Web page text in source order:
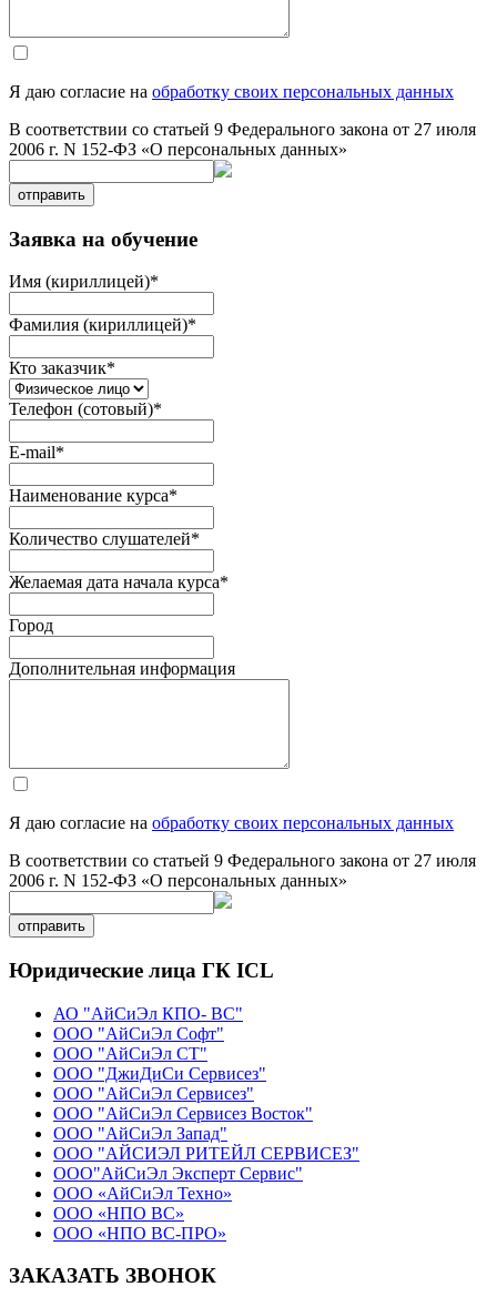
Я даю согласие на обработку своих персональных данных
В соответствии со статьей 9 Федерального закона от 27 июля
2006 г. N 152-ФЗ «О персональных данных»
отправить
Заявка на обучение
Имя (кириллицей)*
Фамилия (кириллицей)*
Кто заказчик*
Телефон (сотовый)*
E-mail*
Наименование курса*
Количество слушателей*
Желаемая дата начала курса*
Город
Дополнительная информация
Я даю согласие на обработку своих персональных данных
В соответствии со статьей 9 Федерального закона от 27 июля
2006 г. N 152-ФЗ «О персональных данных»
отправить
Юридические лица ГК ICL
АО "АйСиЭл КПО- ВС"
ООО "АйСиЭл Софт"
ООО "АйСиЭл СТ"
ООО "ДжиДиСи Сервисез"
ООО "АйСиЭл Сервисез"
ООО "АйСиЭл Сервисез Восток"
ООО "АйСиЭл Запад"
ООО "АЙСИЭЛ РИТЕЙЛ СЕРВИСЕЗ"
ООО"АйСиЭл Эксперт Сервис"
ООО «АйСиЭл Техно»
ООО «НПО ВС»
ООО «НПО ВС-ПРО»
ЗАКАЗАТЬ ЗВОНОК